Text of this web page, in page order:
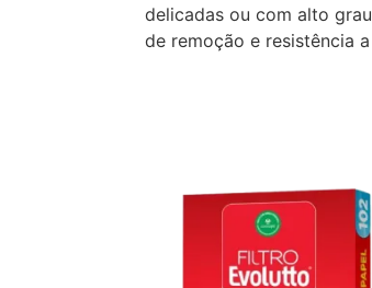
delicadas ou com alto
de remoção e resistência